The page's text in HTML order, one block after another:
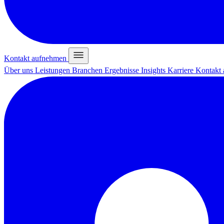
Kontakt aufnehmen
Über uns Leistungen Branchen Ergebnisse Insights Karriere Kontakt